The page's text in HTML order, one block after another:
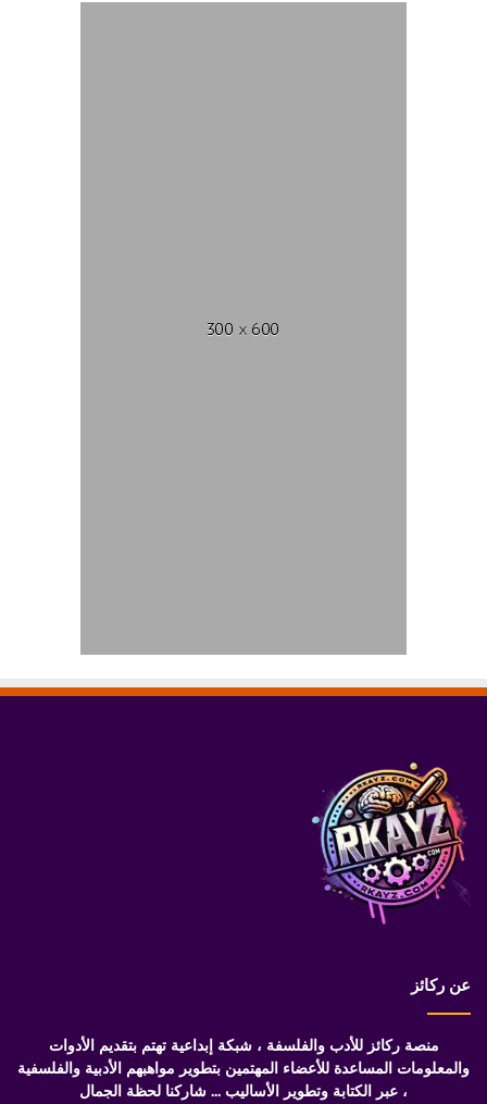
عن ركائز
منصة ركائز للأدب والفلسفة ، شبكة إبداعية تهتم بتقديم الأدوات
والمعلومات المساعدة للأعضاء المهتمين بتطوير مواهبهم الأدبية والفلسفية
، عبر الكتابة وتطوير الأساليب ... شاركنا لحظة الجمال